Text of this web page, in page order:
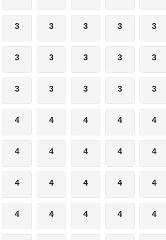
3 3 3 3 3
3 3 3 3 3
3 3 3 3 3
4 4 4 4 4
4 4 4 4 4
4 4 4 4 4
4 4 4 4 4